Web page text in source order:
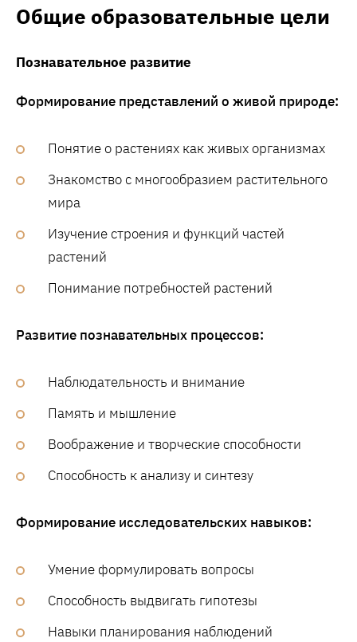
Общие образовательные цели
Познавательное развитие
Формирование представлений о живой природе:
Понятие о растениях как живых организмах
Знакомство с многообразием растительного
мира
Изучение строения и функций частей
растений
Понимание потребностей растений
Развитие познавательных процессов:
Наблюдательность и внимание
Память и мышление
Воображение и творческие способности
Способность к анализу и синтезу
Формирование исследовательских навыков:
Умение формулировать вопросы
Способность выдвигать гипотезы
Навыки планирования наблюдений